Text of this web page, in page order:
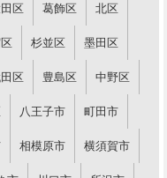
区 葛飾区 北区
杉並区 墨田区
区 豊島区 中野区
八王子市 町田市
相模原市 横須賀市